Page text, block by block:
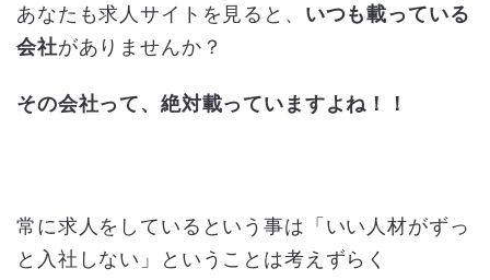
あなたも求人サイトを見ると、 いつも載っている
会社がありませんか？
その会社って、絶対載っていますよね！！
常に求人をしているという事は「いい人材がずっ
と入社しない」ということは考えずらく